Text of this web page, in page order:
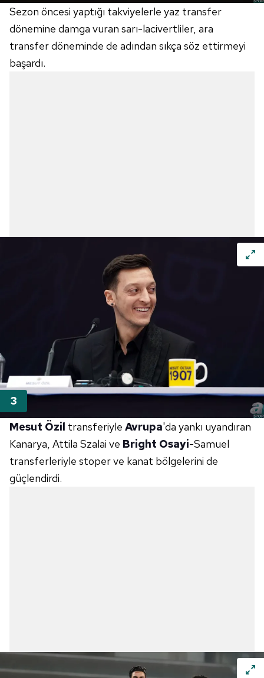
Sezon öncesi yaptığı takviyelerle yaz transfer
dönemine damga vuran sarı-lacivertliler, ara
transfer döneminde de adından sıkça söz ettirmeyi
başardı.
Mesut Özil transferiyle Avrupa'da yankı uyandıran
Kanarya, Attila Szalai ve Bright Osayi-Samuel
transferleriyle stoper ve kanat bölgelerini de
güçlendirdi.